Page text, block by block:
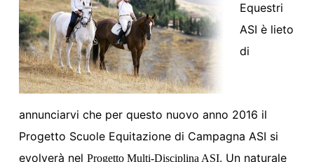
Equestri
ASI è lieto
di
annunciarvi che per questo nuovo anno 2016 il
Progetto Scuole Equitazione di Campagna ASI si
evolverà nel Progetto Multi-Disciplina ASI. Un naturale